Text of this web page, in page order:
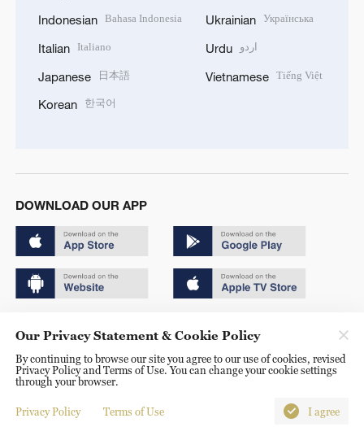
Indonesian Bahasa Indonesia
Italian Italiano
Japanese 日本語
Korean 한국어
Ukrainian Українська
Urdu اردو
Vietnamese Tiếng Việt
DOWNLOAD OUR APP
京ICP备20000184号
京公网安备 11010502050052号
Disinformation report hotline: 010-85061466
Our Privacy Statement & Cookie Policy
By continuing to browse our site you agree to our use of cookies, revised
Privacy Policy and Terms of Use. You can change your cookie settings
through your browser.
Privacy Policy Terms of Use I agree